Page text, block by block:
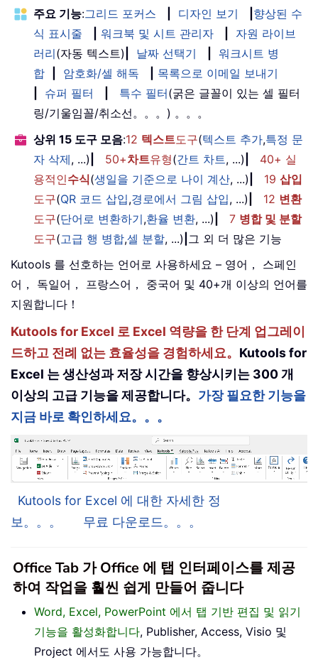
주요 기능:그리드 포커스 디자인 보기
향상된 수
식 표시줄
워크북 및 시트 관리자
자원 라이브
러리(자동 텍스트) 날짜 선택기
워크시트 병
합
암호화/셀 해독
목록으로 이메일 보내기
슈퍼 필터 특수 필터(굵은 글꼴이 있는 셀 필터
링/기울임꼴/취소선。。。) 。。。
상위 15 도구 모음:12 텍스트도구(텍스트 추가,특정 문
자 삭제, ...) 50+차트유형(간트 차트, ...)
40+ 실
용적인수식(생일을 기준으로 나이 계산, ...) 19 삽입
도구(QR 코드 삽입,경로에서 그림 삽입, ...) 12 변환
도구(단어로 변환하기,환율 변환, ...) 7 병합 및 분할
도구(고급 행 병합,셀 분할, ...) 그 외 더 많은 기능
Kutools 를 선호하는 언어로 사용하세요 – 영어， 스페인
어， 독일어， 프랑스어， 중국어 및 40+개 이상의 언어를
지원합니다！
Kutools for Excel 로 Excel 역량을 한 단계 업그레이
드하고 전례 없는 효율성을 경험하세요。 Kutools for
Excel 는 생산성과 저장 시간을 향상시키는 300 개
이상의 고급 기능을 제공합니다。 가장 필요한 기능을
지금 바로 확인하세요。。。
Kutools for Excel 에 대한 자세한 정
보。。。
무료 다운로드。。。
Office Tab 가 Office 에 탭 인터페이스를 제공
하여 작업을 훨씬 쉽게 만들어 줍니다
Word, Excel, PowerPoint 에서 탭 기반 편집 및 읽기
기능을 활성화합니다, Publisher, Access, Visio 및
Project 에서도 사용 가능합니다。